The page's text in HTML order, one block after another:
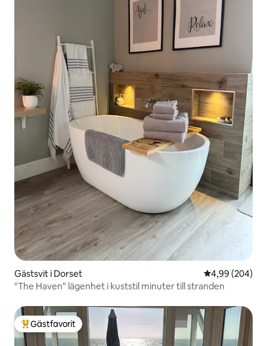
Gästsvit i Dorset 4,99 av 5 i
4,99 (204)
"The Haven" lägenhet i kuststil minuter till stranden
Populär gästfavorit
Gästfavorit